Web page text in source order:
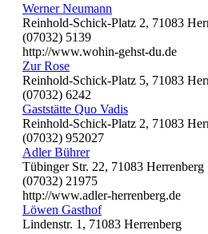
Werner Neumann
Reinhold-Schick-Platz 2, 71083
(07032) 5139
http://www.wohin-gehst-du.de
Zur Rose
Reinhold-Schick-Platz 5, 71083
(07032) 6242
Gaststätte Quo Vadis
Reinhold-Schick-Platz 2, 71083
(07032) 952027
Adler Bührer
Tübinger Str. 22, 71083 Herrenberg
(07032) 21975
http://www.adler-herrenberg.de
Löwen Gasthof
Lindenstr. 1, 71083 Herrenberg